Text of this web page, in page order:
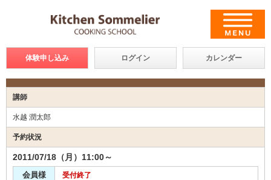
体験申し込み ログイン カレンダー
講師
水越 潤太郎
予約状況
2011/07/18（月）11:00～
会員様 受付終了